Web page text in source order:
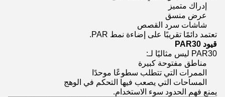
إدراك متميز
عرض منسق
شاشات سرد القصص
تعتمد دائمًا تقريبًا على إضاءة نمط PAR.
قيود PAR30
PAR30 ليس مثاليًا لـ:
مناطق مفتوحة كبيرة
الممرات التي تتطلب سطوعًا موحدًا
المساحات التي يصعب فيها التحكم في الوهج
يمنع فهم الحدود سوء الاستخدام.